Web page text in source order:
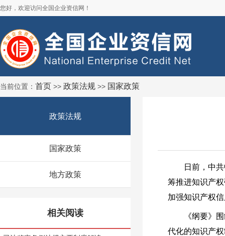
您好，欢迎访问全国企业资信网！
当前位置： 首页 >> 政策法规 >> 国家政策
政策法规
国家政策
地方政策
相关阅读
日前，中共中
筹推进知识产
加强知识产权
《纲要》围绕
代化的知识产